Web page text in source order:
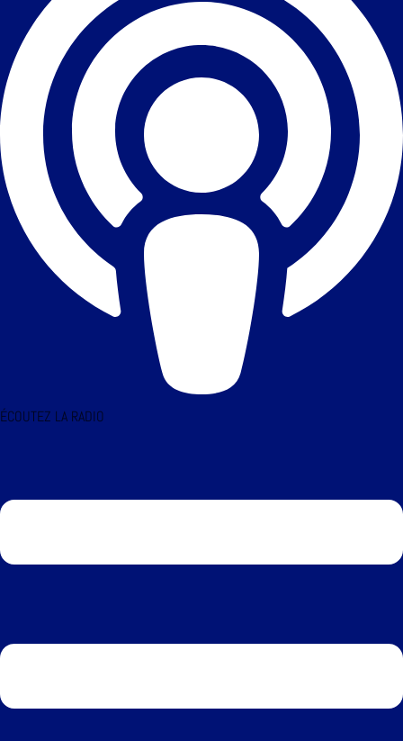
ÉCOUTEZ LA RADIO